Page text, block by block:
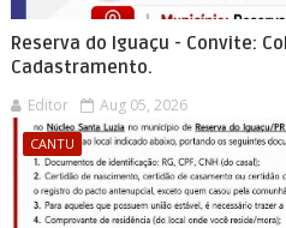
Reserva do Iguaçu - Convite:
Cadastramento.
Editor Aug 05, 2026
CANTU